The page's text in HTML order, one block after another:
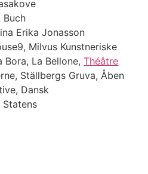
Buch
Erika Jonasson
Milvus Kunstneriske
Bora, La Bellone,Théâtre
Ställbergs Gruva, Åben
Dansk